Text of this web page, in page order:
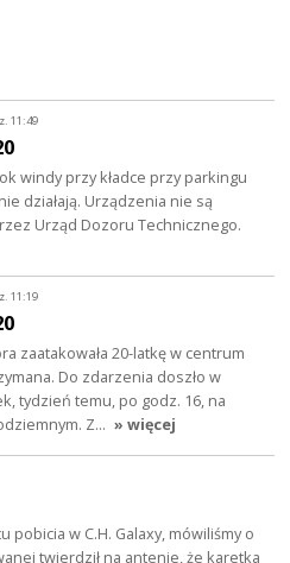
11:49
windy przy kładce przy parkingu
działają. Urządzenia nie są
Urząd Dozoru Technicznego.
11:19
zaatakowała 20-latkę w centrum
Do zdarzenia doszło w
tydzień temu, po godz. 16, na
Z… » więcej
pobicia w C.H. Galaxy, mówiliśmy o
twierdził na antenie, że karetka